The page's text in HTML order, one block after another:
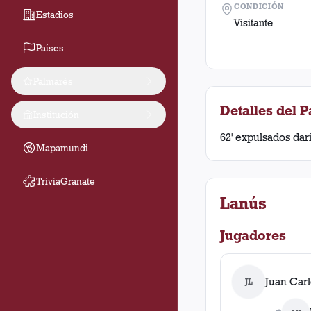
Estadios
Países
Mapamundi
TriviaGranate
CONDICIÓN
Visitante
Detalles del
62' expulsados
Lanús
Jugadores
JL Juan